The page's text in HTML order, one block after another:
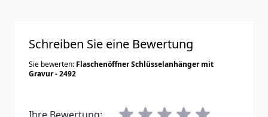
Schreiben Sie eine Bewertung
Sie bewerten: Flaschenöffner Schlüsselanhänger mit
Gravur - 2492
Ihre Bewertung: